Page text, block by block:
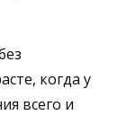
когда у
всего и